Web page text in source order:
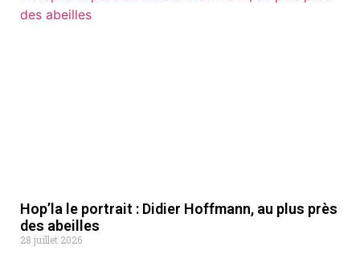
Hop’la le portrait : Didier Hoffmann, au plus près
des abeilles
28 juillet 2026